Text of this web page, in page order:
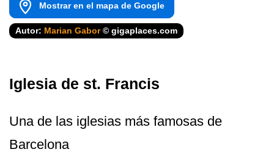
Mostrar en el mapa de Google
Autor: Marian Gabor© gigaplaces.com
Iglesia de st. Francis
Una de las iglesias más famosas de
Barcelona